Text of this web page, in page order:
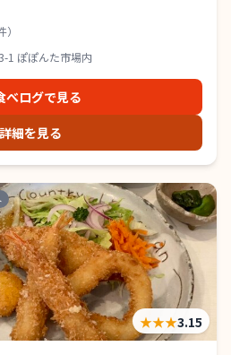
）
1 ぽぽんた市場内
べログで見る
詳細を見る
★★★3.15